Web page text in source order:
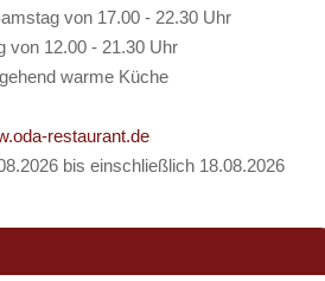
von 17.00 - 22.30 Uhr
von 12.00 - 21.30 Uhr
warme Küche
restaurant.de
bis einschließlich 18.08.2026